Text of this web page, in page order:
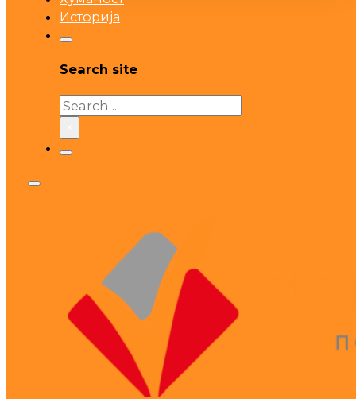
Историја
Search site
Search